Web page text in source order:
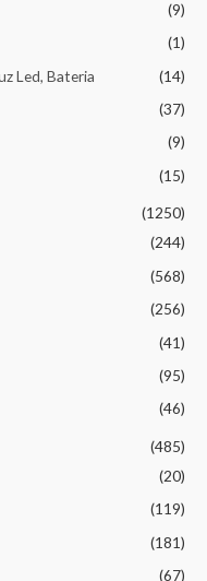
(9)
(1)
Led, Bateria
(14)
(37)
(9)
(15)
(1250)
(244)
(568)
(256)
(41)
(95)
(46)
(485)
(20)
(119)
(181)
(67)